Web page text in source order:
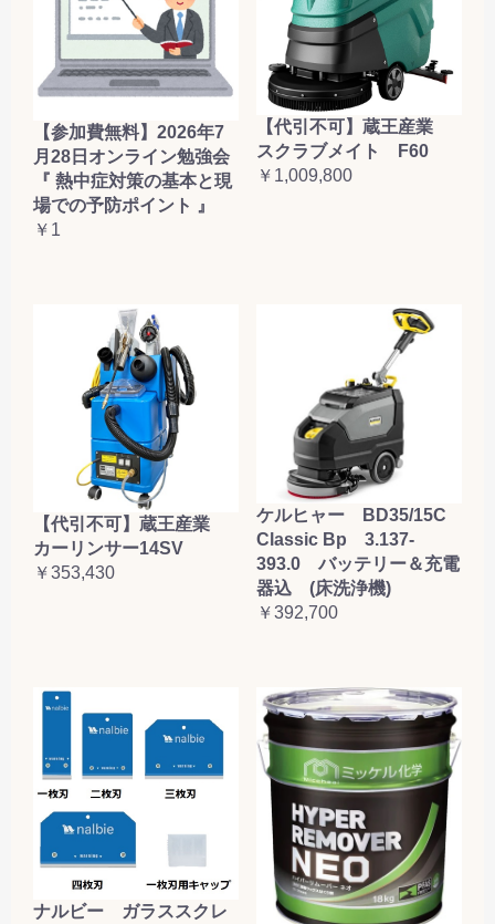
【参加費無料】2026年7
月28日オンライン勉強会
『 熱中症対策の基本と現
場での予防ポイント 』
￥1
【代引不可】蔵王産業
スクラブメイト F60
￥1,009,800
【代引不可】蔵王産業
カーリンサー14SV
￥353,430
ケルヒャー BD35/15C
Classic Bp 3.137-
393.0 バッテリー＆充電
器込 (床洗浄機)
￥392,700
ナルビー ガラススクレ